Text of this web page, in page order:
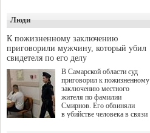
"Помощь фронту и семьям
участников СВО", которая
прошла в Отрадном 7
августа.
Люди
К пожизненному заключению
приговорили мужчину, который убил
свидетеля по его делу
В Самарской области суд
приговорил к пожизненному
заключению местного
жителя по фамилии
Смирнов. Его обвиняли
в убийстве человека в связи